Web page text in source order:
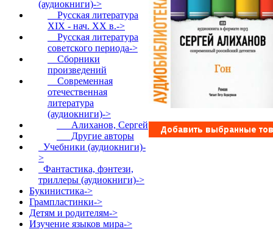
(аудиокниги)->
Русская литература
XIX - нач. XX в.->
Русская литература
советского периода->
Сборники
произведений
Современная
отечественная
литература
(аудиокниги)->
Алиханов, Сергей
Другие авторы
Учебники (аудиокниги)-
>
Фантастика, фэнтези,
триллеры (аудиокниги)->
Букинистика->
Грампластинки->
Детям и родителям->
Изучение языков мира->